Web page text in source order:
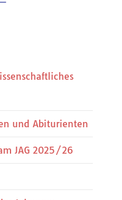
und Abiturienten
JAG 2025/26